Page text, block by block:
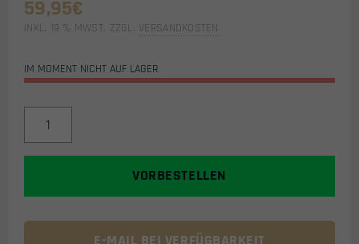
59,95€
INKL. 19 % MWST. ZZGL. VERSANDKOSTEN
IM MOMENT NICHT AUF LAGER
BOMBENATTRAPPE
MIT
AIRSOFT
VORBESTELLEN
E-MAIL BEI VERFÜGBARKEIT